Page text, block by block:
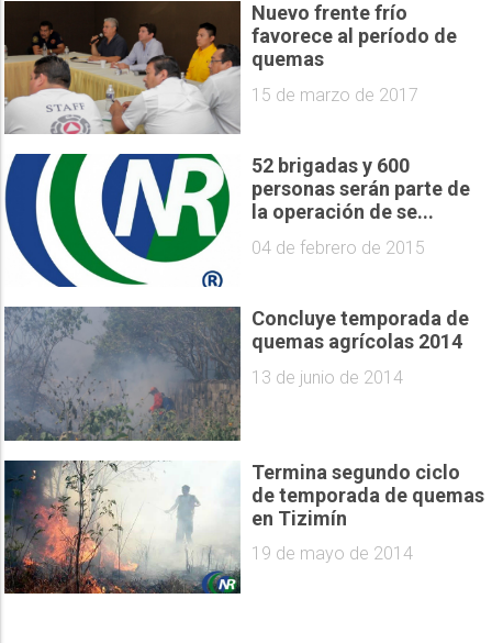
Nuevo frente frío
favorece al período de
quemas
15 de marzo de 2017
52 brigadas y 600
personas serán parte de
la operación de se...
04 de febrero de 2015
Concluye temporada de
quemas agrícolas 2014
13 de junio de 2014
Termina segundo ciclo
de temporada de quemas
en Tizimín
19 de mayo de 2014